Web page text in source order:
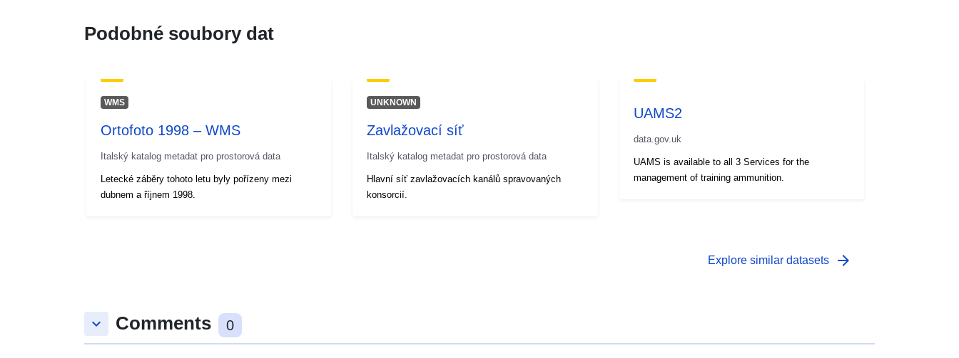
Podobné soubory dat
WMS
Ortofoto 1998 – WMS
Italský katalog metadat pro prostorová data
Letecké záběry tohoto letu byly pořízeny mezi
dubnem a říjnem 1998.
UNKNOWN
Zavlažovací síť
Italský katalog metadat pro prostorová data
Hlavní síť zavlažovacích kanálů spravovaných
konsorcií.
UAMS2
data.gov.uk
UAMS is available to all 3 Services for the
management of training ammunition.
Explore similar datasets arrow_forward
keyboard_arrow_down Comments 0